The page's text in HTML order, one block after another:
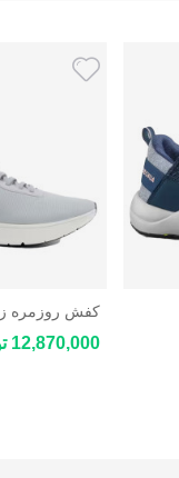
کفش روزمره
100.1
12,870,000 تومان